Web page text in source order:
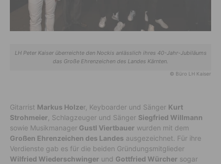
LH Peter Kaiser überreichte den Nockis anlässlich ihres 40-Jahr-Jubiläums
das Große Ehrenzeichen des Landes Kärnten.
© Büro LH Kaiser
Gitarrist Markus Holzer, Keyboarder und Sänger Kurt
Strohmeier , Schlagzeuger und Sänger Siegfried Willmann
sowie Musikmanager Gustl Viertbauer wurden mit dem
Großen Ehrenzeichen des Landes ausgezeichnet. Für ihre
Verdienste gab es für die beiden Gründungsmitglieder
Wilfried Wiederschwinger und Gottfried Würcher sogar